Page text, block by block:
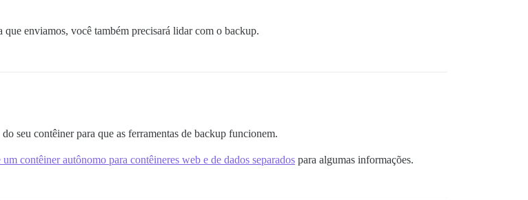
enviamos, você também precisará lidar com o backup.
seu contêiner para que as ferramentas de backup funcionem.
contêiner autônomo para contêineres web e de dados separados para algumas informações.